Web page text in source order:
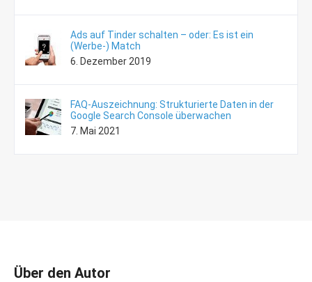
Ads auf Tinder schalten – oder: Es ist ein
(Werbe-) Match
6. Dezember 2019
FAQ-Auszeichnung: Strukturierte Daten in der
Google Search Console überwachen
7. Mai 2021
Über den Autor